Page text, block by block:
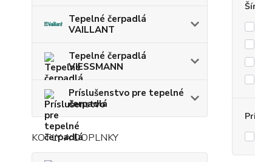
Tepelné čerpadlá
VAILLANT
Tepelné čerpadlá
VIESSMANN
Príslušenstvo pre tepelné
čerpadlá
KOTLY A DOPLNKY